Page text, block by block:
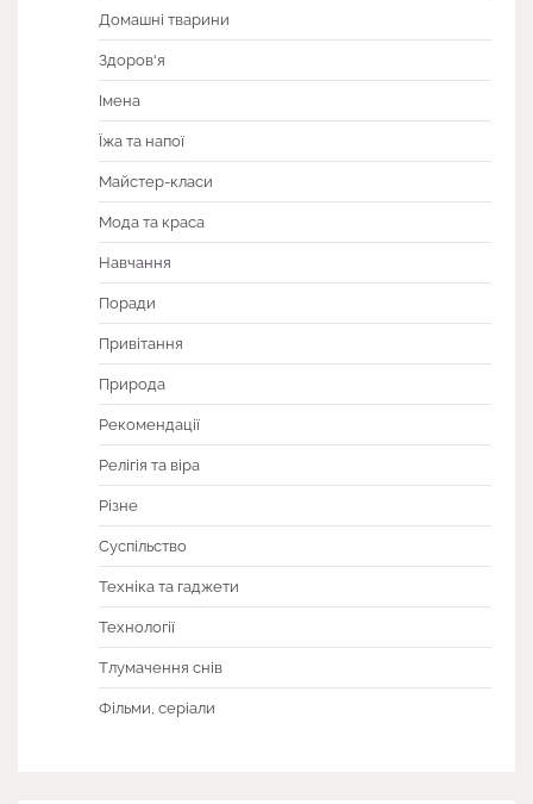
Домашні тварини
Здоров'я
Імена
Їжа та напої
Майстер-класи
Мода та краса
Навчання
Поради
Привітання
Природа
Рекомендації
Релігія та віра
Різне
Суспільство
Техніка та гаджети
Технології
Тлумачення снів
Фільми, серіали